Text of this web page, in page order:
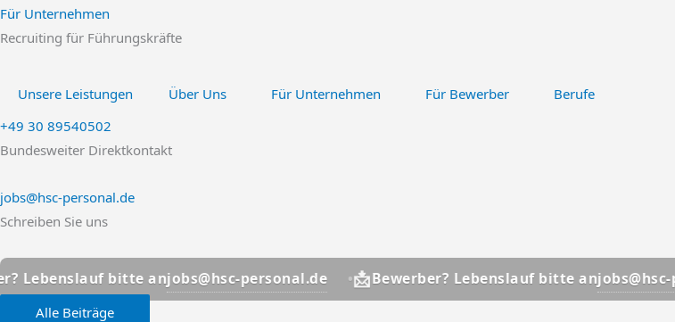
Für Unternehmen
Recruiting für Führungskräfte
Unsere Leistungen Über Uns Für Unternehmen Für Bewerber
Berufe
+49 30 89540502
Bundesweiter Direktkontakt
jobs@hsc-personal.de
Schreiben Sie uns
bitte anjobs@hsc-personal.de 📩Bewerber? Lebenslauf bitte anjobs@hsc-personal.de
Alle Beiträge